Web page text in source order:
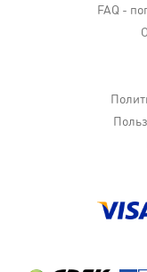
FAQ -